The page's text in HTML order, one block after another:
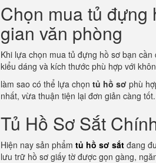
Chọn mua tủ đựng
gian văn phòng
Khi lựa chọn mua tủ đựng hồ sơ bạn
kiểu dáng và kích thước phù hợp với
làm sao có thể lựa chọn tủ hồ sơ phù
nhất, vừa thuận tiện lại đơn giản càng
Tủ Hồ Sơ Sắt
Hiện nay sản phẩm tủ hồ sơ sắt đang
lưu trữ hồ sơ giấy tờ được gọn gàng,